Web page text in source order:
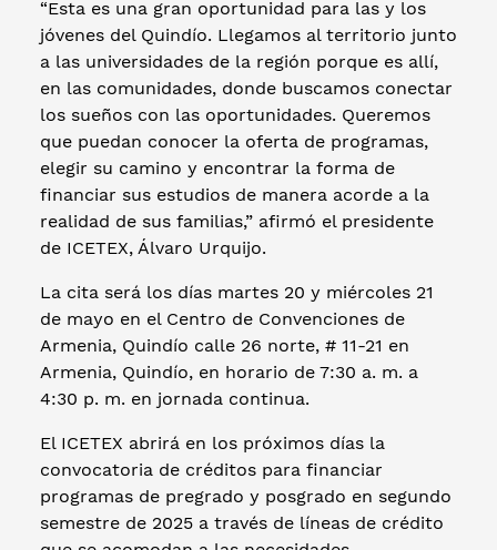
“Esta es una gran oportunidad para las y los
jóvenes del Quindío. Llegamos al territorio junto
a las universidades de la región porque es allí,
en las comunidades, donde buscamos conectar
los sueños con las oportunidades. Queremos
que puedan conocer la oferta de programas,
elegir su camino y encontrar la forma de
financiar sus estudios de manera acorde a la
realidad de sus familias,” afirmó el presidente
de ICETEX, Álvaro Urquijo.
La cita será los días martes 20 y miércoles 21
de mayo en el Centro de Convenciones de
Armenia, Quindío calle 26 norte, # 11-21 en
Armenia, Quindío, en horario de 7:30 a. m. a
4:30 p. m. en jornada continua.
El ICETEX abrirá en los próximos días la
convocatoria de créditos para financiar
programas de pregrado y posgrado en segundo
semestre de 2025 a través de líneas de crédito